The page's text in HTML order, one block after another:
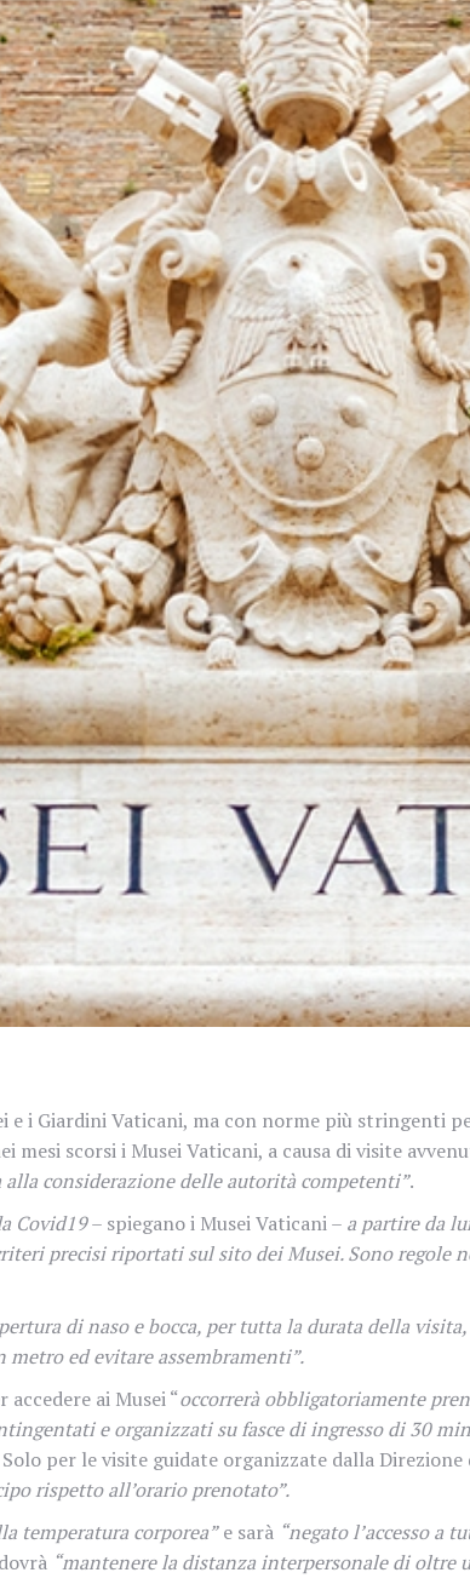
e i Giardini Vaticani, ma con norme più stringenti
mesi scorsi i Musei Vaticani, a causa di visite
alla considerazione delle autorità competenti”.
Covid19– spiegano i Musei Vaticani – a partire da
precisi riportati sul sito dei Musei. Sono regole
di naso e bocca, per tutta la durata della
ed evitare assembramenti”.
ai Musei “occorrerà obbligatoriamente
e organizzati su fasce di ingresso di 30
Solo per le visite guidate organizzate dalla
rispetto all’orario prenotato”.
temperatura corporea”e sarà “negato l’accesso a
“mantenere la distanza interpersonale di oltre